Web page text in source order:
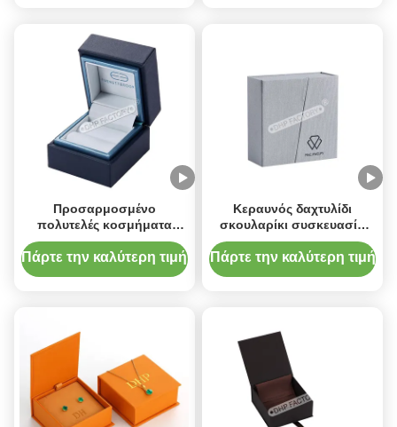
Προσαρμοσμένο
πολυτελές κοσμήματα
κουτί PU δέρμα με κομψό
σχεδιασμό για δαχτυλίδια
Πάρτε την καλύτερη τιμή
Κεραυνός δαχτυλίδι
σκουλαρίκι συσκευασία
κουτιά Custom κοσμήματα
κουτί με ύφασμα
Πάρτε την καλύτερη τιμή